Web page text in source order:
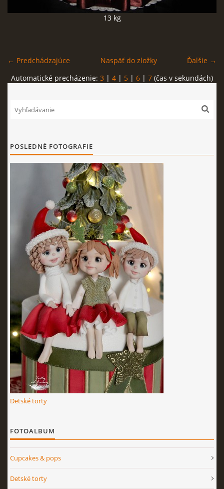
OBĽÚBENÉ RECEPTY
***VIANOCE***
KURZY - ŠKOLENIA
Torty od Lorny
Prievidza
0911494673
tortyodlorny@gmail.com
© 2026 eStránky.sk | |Aktualizované 4. 11. 2025
13 kg
← Predchádzajúce Ďalšie →
Naspäť do zložky
Automatické precházenie: 3 | 4 | 5 | 6 | 7 (čas v sekundách)
POSLEDNÉ FOTOGRAFIE
Detské torty
FOTOALBUM
Cupcakes & pops
Detské torty